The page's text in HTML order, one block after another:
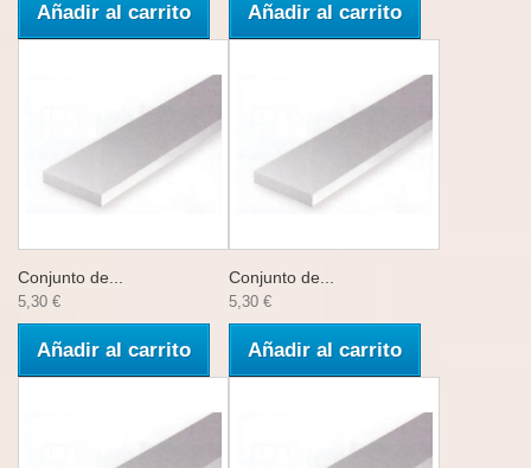
Añadir al carrito Añadir al carrito
Conjunto de...
5,30 €
Añadir al carrito
Conjunto de...
5,30 €
Añadir al carrito